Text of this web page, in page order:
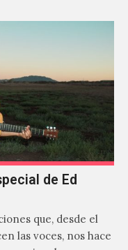
de Ed
que, desde el
las voces, nos hace